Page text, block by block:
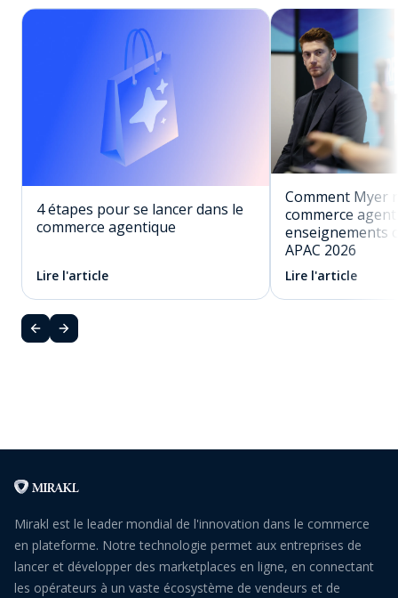
4 étapes pour se lancer dans le
commerce agentique
Lire l'article
Comment Myer
commerce
enseignements
APAC 2026
Lire l'article
Mirakl est le leader mondial de l'innovation dans le commerce
en plateforme. Notre technologie permet aux entreprises de
lancer et développer des marketplaces en ligne, en connectant
les opérateurs à un vaste écosystème de vendeurs et de